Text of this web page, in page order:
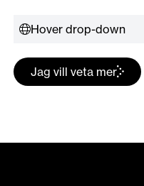
Hover drop-down
Jag vill veta mer